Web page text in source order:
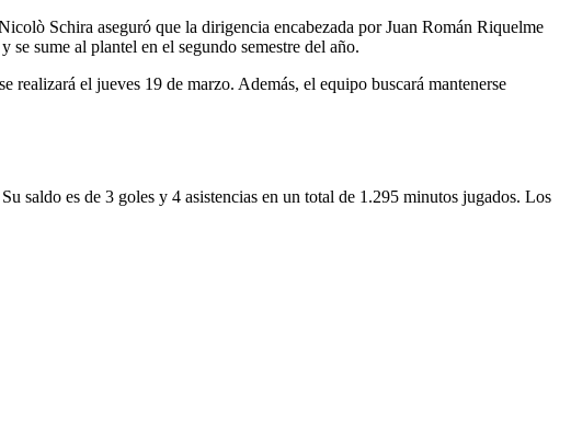
Schira aseguró que la dirigencia encabezada por Juan Román Riquelme
sume al plantel en el segundo semestre del año.
realizará el jueves 19 de marzo. Además, el equipo buscará mantenerse
saldo es de 3 goles y 4 asistencias en un total de 1.295 minutos jugados. Los